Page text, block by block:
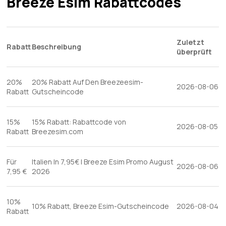
einzigartigen Landschaften und Attraktionen der Region
Kurzurlaub.
RabattBeschreibung
Zuletzt
überprüft
20%
Rabatt
20% Rabatt Auf Den Breezeesim-
Gutscheincode
2026-08-06
15%
Rabatt
15% Rabatt: Rabattcode von
Breezesim.com
2026-08-05
Für
7,95 €
Italien In 7,95€ | Breeze Esim Promo August
2026
2026-08-06
10%
Rabatt
10% Rabatt, Breeze Esim-Gutscheincode 2026-08-04